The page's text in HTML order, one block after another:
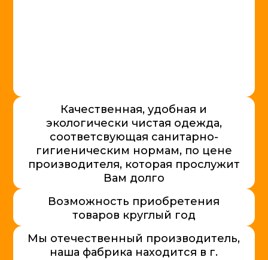
Качественная, удобная и
экологически чистая одежда,
соответсвующая санитарно-
гигиеническим нормам, по цене
производителя, которая прослужит
Вам долго
Возможность приобретения
товаров круглый год
Мы отечественный производитель,
наша фабрика находится в г.